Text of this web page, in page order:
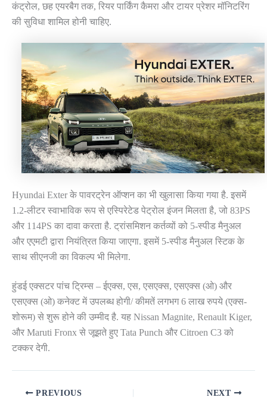
कंट्रोल, छह एयरबैग तक, रियर पार्किंग कैमरा और टायर प्रेशर मॉनिटरिंग
की सुविधा शामिल होनी चाहिए.
Hyundai Exter के पावरट्रेन ऑप्शन का भी खुलासा किया गया है. इसमें
1.2-लीटर स्वाभाविक रूप से एस्पिरेटेड पेट्रोल इंजन मिलता है, जो 83PS
और 114PS का दावा करता है. ट्रांसमिशन कर्तव्यों को 5-स्पीड मैनुअल
और एएमटी द्वारा नियंत्रित किया जाएगा. इसमें 5-स्पीड मैनुअल स्टिक के
साथ सीएनजी का विकल्प भी मिलेगा.
हुंडई एक्सटर पांच ट्रिम्स – ईएक्स, एस, एसएक्स, एसएक्स (ओ) और
एसएक्स (ओ) कनेक्ट में उपलब्ध होगी/ कीमतें लगभग 6 लाख रुपये (एक्स-
शोरूम) से शुरू होने की उम्मीद है. यह Nissan Magnite, Renault Kiger,
और Maruti Fronx से जूझते हुए Tata Punch और Citroen C3 को
टक्कर देगी.
PREVIOUS NEXT